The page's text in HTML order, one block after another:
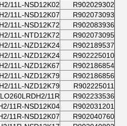
R902029302
11L-NSD12K02
R902073093
11L-NSD12K07
R902083936
11L-NSD12K72
R902073095
11L-NTD12K72
R902189537
11L-NZD12K24
R902225010
11L-NZD12K24
R902186854
11L-NZD12K67
R902186856
11L-NZD12K79
R902225011
11L-NZD12K79
R902233536
11R
R902031201
11R-NSD12K04
R902040760
11R-NSD12K07